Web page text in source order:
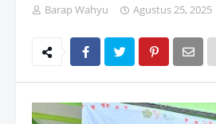
Barap Wahyu Agustus 25, 2025